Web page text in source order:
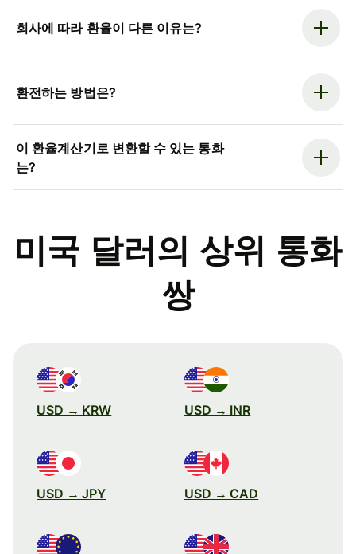
회사에 따라 환율이 다른 이유는?
환전하는 방법은?
이 환율계산기로 변환할 수 있는 통화
는?
미국 달러의 상위 통화
쌍
USD → KRW USD → INR
USD → JPY USD → CAD